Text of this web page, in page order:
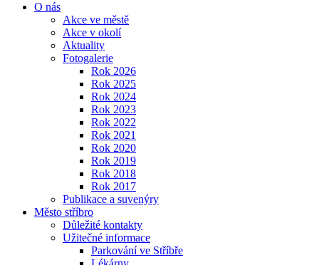
O nás
Akce ve městě
Akce v okolí
Aktuality
Fotogalerie
Rok 2026
Rok 2025
Rok 2024
Rok 2023
Rok 2022
Rok 2021
Rok 2020
Rok 2019
Rok 2018
Rok 2017
Publikace a suvenýry
Město stříbro
Důležité kontakty
Užitečné informace
Parkování ve Stříbře